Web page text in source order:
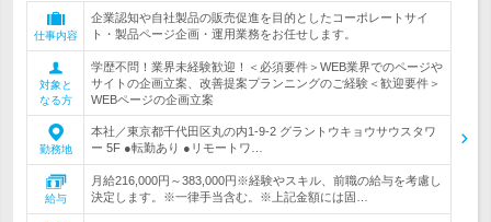
仕事内容
企業認知や自社製品の販売促進を目的としたコーポレートサイ
ト・製品ページ企画・運用業務をお任せします。
対象と
なる方
学歴不問！業界未経験歓迎！＜必須要件＞WEB業界でのページや
サイトの企画立案、改善提案プランニングのご経験＜歓迎要件＞
WEBページの企画立案
勤務地
本社／東京都千代田区丸の内1-9-2 グラントウキョウサウスタワ
ー 5F ●転勤あり ●リモートワ…
給与
月給216,000円～383,000円※経験やスキル、前職の給与を考慮し
決定します。※一律手当含む。※上記金額には固…